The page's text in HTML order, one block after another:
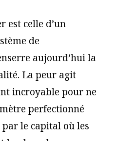
est celle d’un
de
aujourd’hui la
La peur agit
incroyable pour ne
perfectionné
le capital où les